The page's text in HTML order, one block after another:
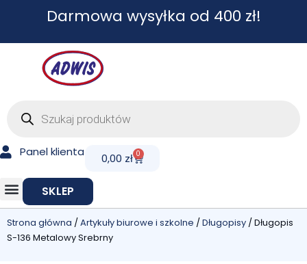
Darmowa wysyłka od 400 zł!
Panel klienta 0,00 zł 0
Cart
SKLEP
Strona główna /Artykuły biurowe i szkolne /Długopisy / Długopis
S-136 Metalowy Srebrny